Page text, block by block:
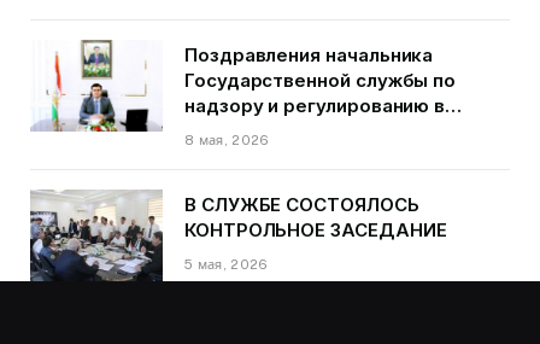
Поздравления начальника
Государственной службы по
надзору и регулированию в
области транспорта Курбонзода
8 мая, 2026
В СЛУЖБЕ СОСТОЯЛОСЬ
КОНТРОЛЬНОЕ ЗАСЕДАНИЕ
5 мая, 2026